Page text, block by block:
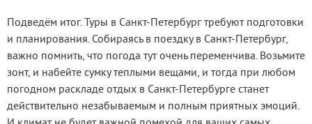
Подведём итог. Туры в Санкт-Петербург требуют подготовки
и планирования. Собираясь в поездку в Санкт-Петербург,
важно помнить, что погода тут очень переменчива. Возьмите
зонт, и набейте сумку теплыми вещами, и тогда при любом
погодном раскладе отдых в Санкт-Петербурге станет
действительно незабываемым и полным приятных эмоций.